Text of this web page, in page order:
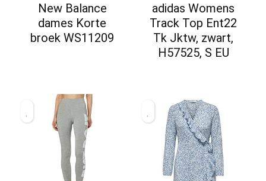
New Balance
dames Korte
broek WS11209
adidas Womens
Track Top Ent22
Tk Jktw, zwart,
H57525, S EU